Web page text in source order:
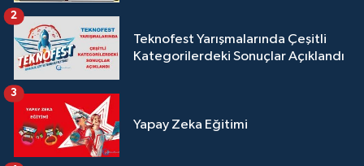
Teknofest Yarışmalarında Çeşitli
Kategorilerdeki Sonuçlar Açıklandı
2
Yapay Zeka Eğitimi
3